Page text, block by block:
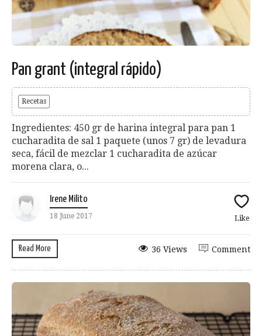
Pan grant (integral rápido)
Recetas
Ingredientes: 450 gr de harina integral para pan 1
cucharadita de sal 1 paquete (unos 7 gr) de levadura
seca, fácil de mezclar 1 cucharadita de azúcar
morena clara, o...
Irene Milito
18 June 2017 Like
Read More Comment
36 Views